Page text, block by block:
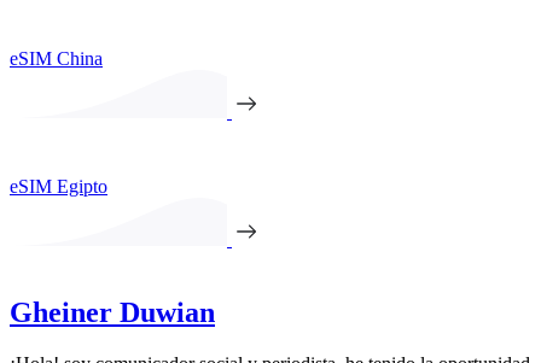
eSIM China
eSIM Egipto
Gheiner Duwian